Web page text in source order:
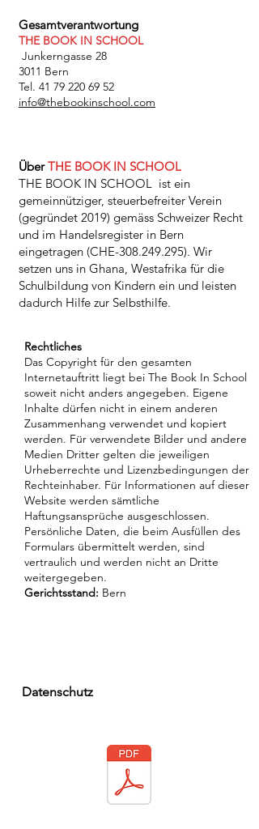
Gesamtverantwortung
THE BOOK IN SCHOOL
Junkerngasse 28
3011 Bern
Tel. 41 79 220 69 52
info@thebookinschool.com
ÜberTHE BOOK IN SCHOOL
THE BOOK IN SCHOOL ist ein
gemeinnütziger, steuerbefreiter Verein
(gegründet 2019) gemäss Schweizer Recht
und im Handelsregister in Bern
eingetragen (CHE-308.249.295). Wir
setzen uns in Ghana, Westafrika für die
Schulbildung von Kindern ein und leisten
dadurch Hilfe zur Selbsthilfe.
Rechtliches
Das Copyright für den gesamten
Internetauftritt liegt bei The Book In School
soweit nicht anders angegeben. Eigene
Inhalte dürfen nicht in einem anderen
Zusammenhang verwendet und kopiert
werden. Für verwendete Bilder und andere
Medien Dritter gelten die jeweiligen
Urheberrechte und Lizenzbedingungen der
Rechteinhaber. Für Informationen auf dieser
Website werden sämtliche
Haftungsansprüche ausgeschlossen.
Persönliche Daten, die beim Ausfüllen des
Formulars übermittelt werden, sind
vertraulich und werden nicht an Dritte
weitergegeben.
Gerichtsstand: Bern
Datenschutz